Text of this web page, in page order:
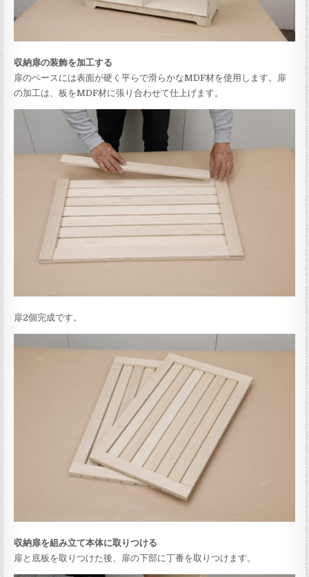
収納扉の装飾を加工する
扉のベースには表面が硬く平らで滑らかなMDF材を使用します。扉
の加工は、板をMDF材に張り合わせて仕上げます。
扉2個完成です。
収納扉を組み立て本体に取りつける
扉と底板を取りつけた後、扉の下部に丁番を取りつけます。